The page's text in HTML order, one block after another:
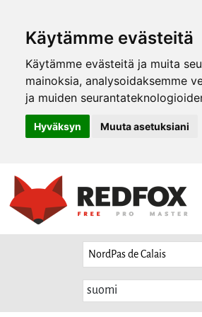
Käytämme evästeitä
Käytämme evästeitä ja muita
mainoksia, analysoidaksemme
ja muiden
Hyväksyn Muuta asetuksiani
suomi